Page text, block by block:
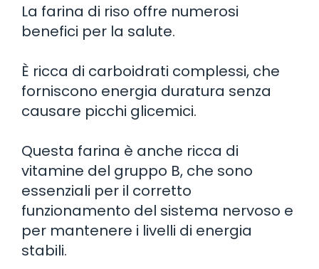
La farina di riso offre numerosi
benefici per la salute.
È ricca di carboidrati complessi, che
forniscono energia duratura senza
causare picchi glicemici.
Questa farina è anche ricca di
vitamine del gruppo B, che sono
essenziali per il corretto
funzionamento del sistema nervoso e
per mantenere i livelli di energia
stabili.